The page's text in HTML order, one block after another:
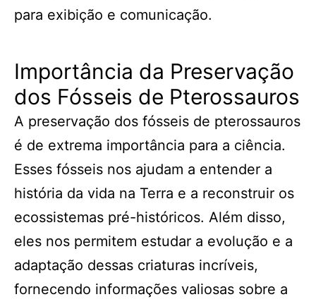
para exibição e comunicação.
Importância da Preservação
dos Fósseis de Pterossauros
A preservação dos fósseis de pterossauros
é de extrema importância para a ciência.
Esses fósseis nos ajudam a entender a
história da vida na Terra e a reconstruir os
ecossistemas pré-históricos. Além disso,
eles nos permitem estudar a evolução e a
adaptação dessas criaturas incríveis,
fornecendo informações valiosas sobre a